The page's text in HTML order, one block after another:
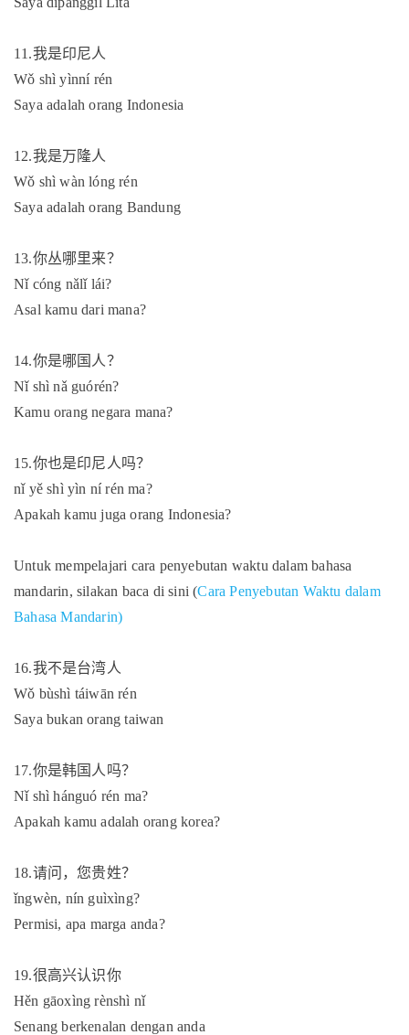
11.我是印尼人
Wǒ shì yìnní rén
Saya adalah orang Indonesia
12.我是万隆人
Wǒ shì wàn lóng rén
Saya adalah orang Bandung
13.你丛哪里来？
Nǐ cóng nǎlǐ lái?
Asal kamu dari mana?
14.你是哪国人？
Nǐ shì nǎ guórén?
Kamu orang negara mana?
15.你也是印尼人吗？
nǐ yě shì yìn ní rén ma?
Apakah kamu juga orang Indonesia?
Untuk mempelajari cara penyebutan waktu dalam bahasa
mandarin, silakan baca di sini (Cara Penyebutan Waktu dalam
Bahasa Mandarin)
16.我不是台湾人
Wǒ bùshì táiwān rén
Saya bukan orang taiwan
17.你是韩国人吗？
Nǐ shì hánguó rén ma?
Apakah kamu adalah orang korea?
18.请问，您贵姓？
ǐngwèn, nín guìxìng?
Permisi, apa marga anda?
19.很高兴认识你
Hěn gāoxìng rènshì nǐ
Senang berkenalan dengan anda